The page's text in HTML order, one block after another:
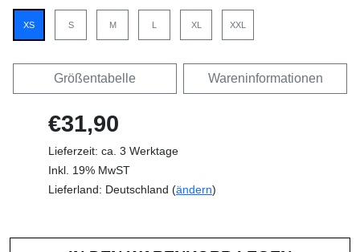
XS S M L XL XXL
Größentabelle Wareninformationen
€31,90
Lieferzeit: ca. 3 Werktage
Inkl. 19% MwST
Lieferland: Deutschland (ändern)